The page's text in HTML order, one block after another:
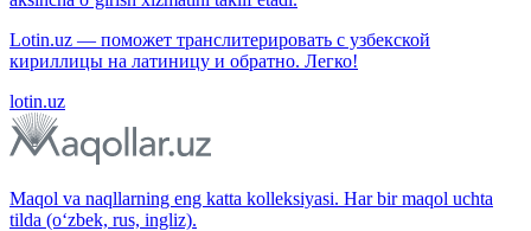
Lotin.uz — поможет транслитерировать с узбекской
кириллицы на латиницу и обратно. Легко!
lotin.uz
Maqol va naqllarning eng katta kolleksiyasi. Har bir maqol uchta
tilda (o‘zbek, rus, ingliz).